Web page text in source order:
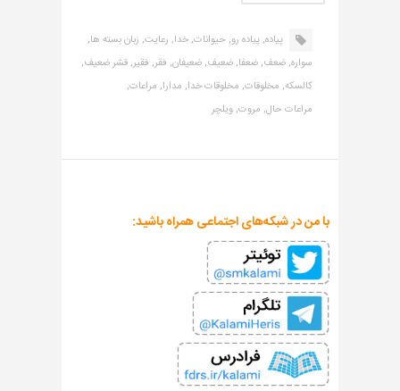
پیاده,پیاده رو, حیوانات,خدا, رعایت, زبان بسته ها,
سواره,ضعف,ضعفا,ضعیف,ضعیفان, فقر, فقیر,قشر ضعیف,
کالسکه, مخلوقات, مخلوقات خدا, مدارا, مراعات,
مراعات حال, مروت,ویلچر
با من در شبکه‌های اجتماعی همراه باشید: